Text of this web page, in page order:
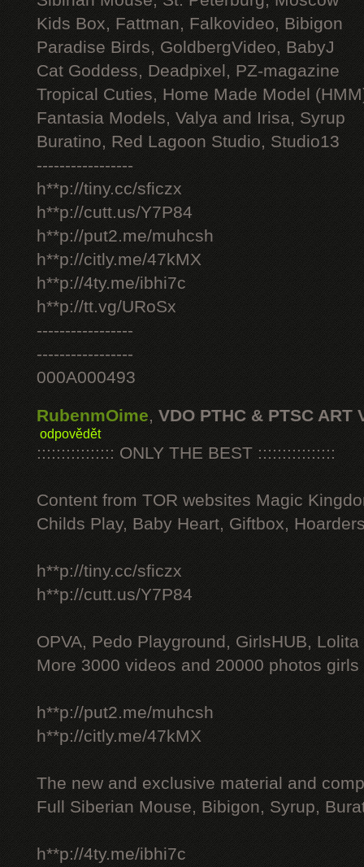
Kids Box, Fattman, Falkovideo, Bibigon
Paradise Birds, GoldbergVideo, BabyJ
Cat Goddess, Deadpixel, PZ-magazine
Tropical Cuties, Home Made Model
Fantasia Models, Valya and Irisa, Syrup
Buratino, Red Lagoon Studio, Studio13
-----------------
h**p://tiny.cc/sficzx
h**p://cutt.us/Y7P84
h**p://put2.me/muhcsh
h**p://citly.me/47kMX
h**p://4ty.me/ibhi7c
h**p://tt.vg/URoSx
-----------------
-----------------
000A000493
RubenmOime, VDO PTHC & PTSC ART
odpovědět
:::::::::::::::: ONLY THE BEST ::::::::::::::::
Content from TOR websites Magic
Childs Play, Baby Heart, Giftbox,
h**p://tiny.cc/sficzx
h**p://cutt.us/Y7P84
OPVA, Pedo Playground, GirlsHUB, Lolita
More 3000 videos and 20000 photos
h**p://put2.me/muhcsh
h**p://citly.me/47kMX
The new and exclusive material and
Full Siberian Mouse, Bibigon, Syrup,
h**p://4ty.me/ibhi7c